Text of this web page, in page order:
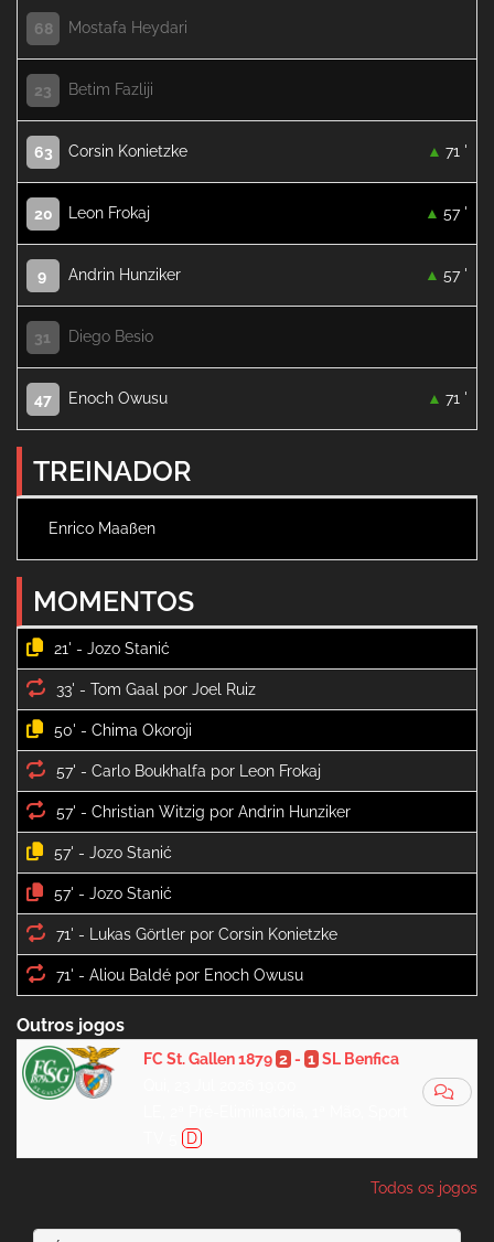
68 Mostafa Heydari
23 Betim Fazliji
63 Corsin Konietzke 71 '
20 Leon Frokaj 57 '
9 Andrin Hunziker 57 '
31 Diego Besio
47 Enoch Owusu 71 '
TREINADOR
Enrico Maaßen
MOMENTOS
21' -
33' -
50' -
57' -
57' -
57' -
57' -
71' -
71' -
Outros jogos
FC St. Gallen 1879 2- 1 SL Benfica
D
Todos os jogos